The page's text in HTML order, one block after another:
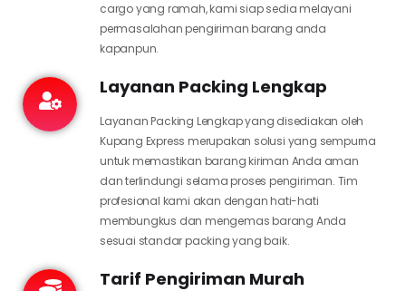
cargo yang ramah, kami siap sedia melayani
permasalahan pengiriman barang anda
kapanpun.
Layanan Packing Lengkap
Layanan Packing Lengkap yang disediakan oleh
Kupang Express merupakan solusi yang sempurna
untuk memastikan barang kiriman Anda aman
dan terlindungi selama proses pengiriman. Tim
profesional kami akan dengan hati-hati
membungkus dan mengemas barang Anda
sesuai standar packing yang baik.
Tarif Pengiriman Murah